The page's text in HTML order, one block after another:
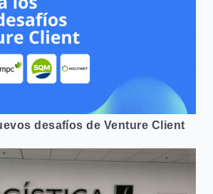
desafíos de Venture Client